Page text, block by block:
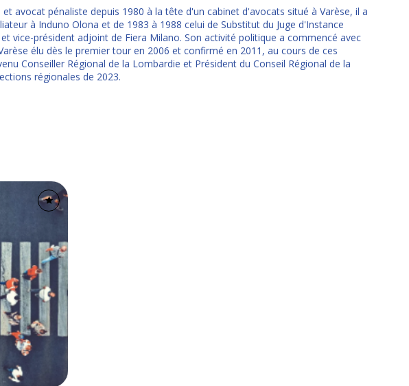
avocat pénaliste depuis 1980 à la tête d'un cabinet d'avocats situé à Varèse, il a
à Induno Olona et de 1983 à 1988 celui de Substitut du Juge d'Instance
vice-président adjoint de Fiera Milano. Son activité politique a commencé avec
élu dès le premier tour en 2006 et confirmé en 2011, au cours de ces
Conseiller Régional de la Lombardie et Président du Conseil Régional de la
régionales de 2023.